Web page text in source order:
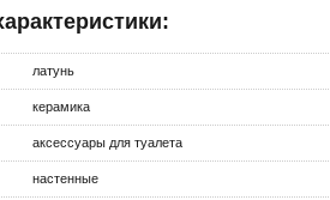
латунь
керамика
аксессуары для туалета
настенные